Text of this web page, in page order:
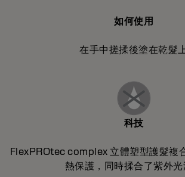
如何使用
在手中搓揉後塗在乾髮
科技
FlexPROtec complex 立體塑型護髮複
熱保護，同時揉合了紫外光